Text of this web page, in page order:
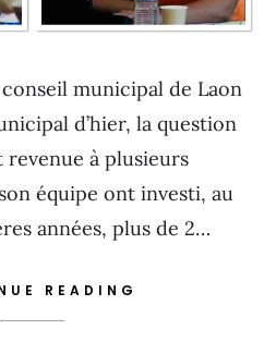
municipal de Laon
d’hier, la question
à plusieurs
équipe ont investi, au
années, plus de 2…
READING